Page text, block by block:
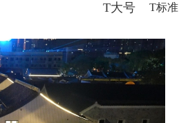
T大号 T标准